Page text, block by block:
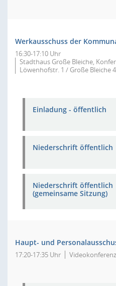
Werkausschuss der
16:30-17:10 Uhr
Stadthaus Große Bleiche,
Löwenhofstr. 1 / Große Bleiche
Einladung - öffentlich
Niederschrift öffentlich
Niederschrift öffentlich
(gemeinsame Sitzung)
Haupt- und
17:20-17:35 Uhr Videokonferenz